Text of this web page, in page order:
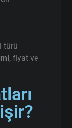
türü
, fiyat ve